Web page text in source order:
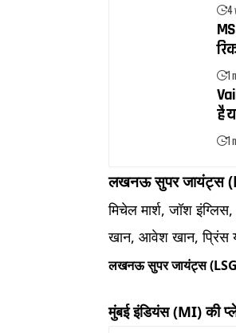
4
1
है
1
लखनऊ सुपर जायंट्स
मिचेल मार्श, जॉश
खान, आवेश खान, प्रिंस
लखनऊ सुपर जायंट्स
मुंबई इंडियंस (MI)की